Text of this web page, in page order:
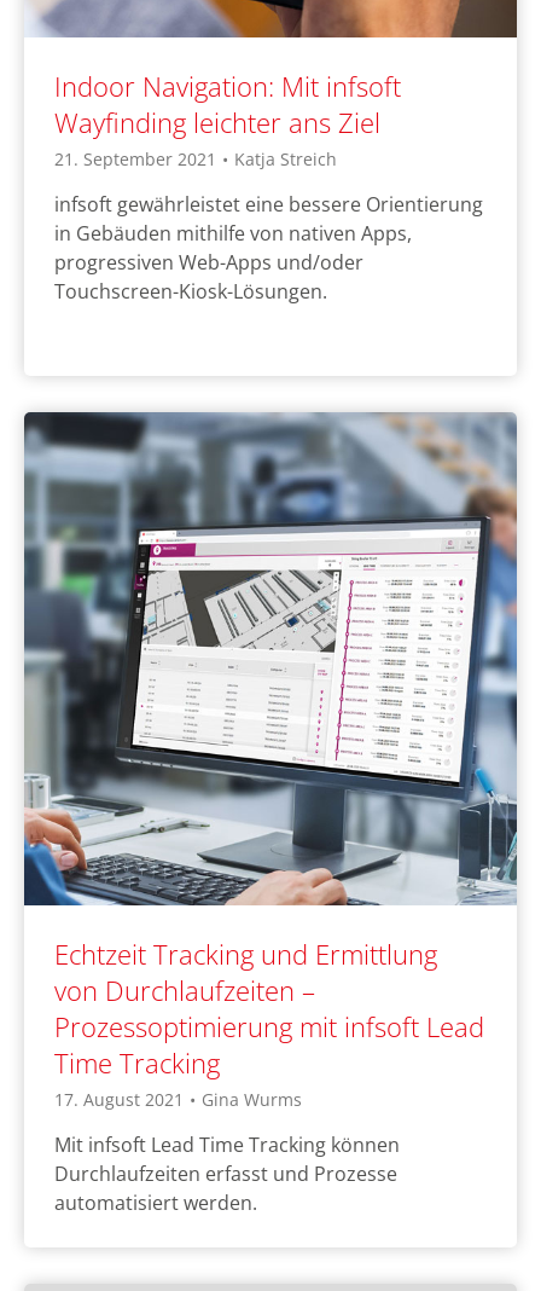
Indoor Navigation: Mit infsoft
Wayfinding leichter ans Ziel
21. September 2021 • Katja Streich
infsoft gewährleistet eine bessere Orientierung
in Gebäuden mithilfe von nativen Apps,
progressiven Web-Apps und/oder
Touchscreen-Kiosk-Lösungen.
Echtzeit Tracking und Ermittlung
von Durchlaufzeiten –
Prozessoptimierung mit infsoft Lead
Time Tracking
17. August 2021 • Gina Wurms
Mit infsoft Lead Time Tracking können
Durchlaufzeiten erfasst und Prozesse
automatisiert werden.